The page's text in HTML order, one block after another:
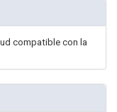
compatible con la